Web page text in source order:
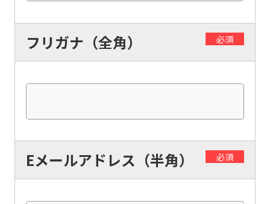
フリガナ（全角） 必須
Eメールアドレス（半角） 必須